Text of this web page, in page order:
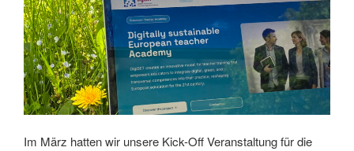
Im März hatten wir unsere Kick-Off Veranstaltung für die